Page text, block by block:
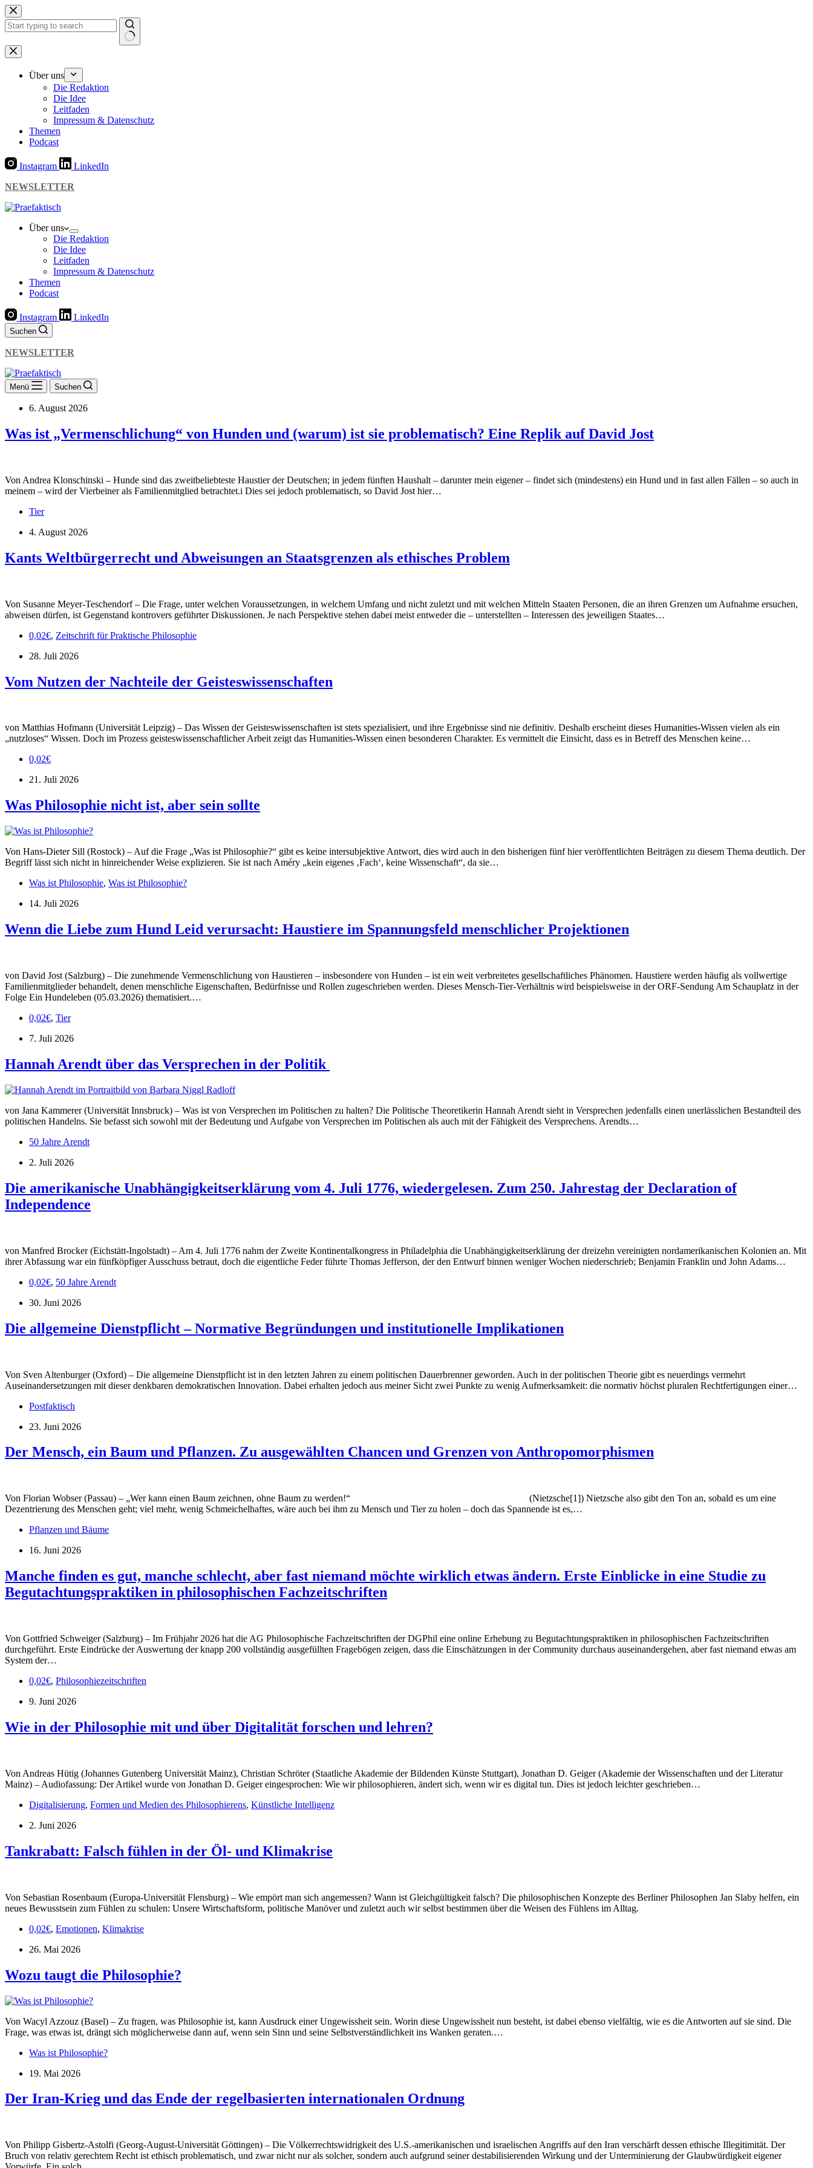
Zum
Inhalt
springen
Keine
Ergebnisse
Über uns
Die Redaktion
Die Idee
Leitfaden
Impressum & Datenschutz
Themen
Podcast
Instagram
LinkedIn
NEWSLETTER
Über uns
Die Redaktion
Die Idee
Leitfaden
Impressum & Datenschutz
Themen
Podcast
Instagram LinkedIn
Suchen
NEWSLETTER
Menü Suchen
6. August 2026
Was ist „Vermenschlichung“ von Hunden und (warum) ist sie problematisch? Eine Replik auf David Jost
Von Andrea Klonschinski – Hunde sind das zweitbeliebteste Haustier der Deutschen; in jedem fünften Haushalt – darunter mein eigener – findet sich (mindestens) ein Hund und in fast allen Fällen – so auch in
meinem – wird der Vierbeiner als Familienmitglied betrachtet.i Dies sei jedoch problematisch, so David Jost hier…
Tier
4. August 2026
Kants Weltbürgerrecht und Abweisungen an Staatsgrenzen als ethisches Problem
Von Susanne Meyer-Teschendorf – Die Frage, unter welchen Voraussetzungen, in welchem Umfang und nicht zuletzt und mit welchen Mitteln Staaten Personen, die an ihren Grenzen um Aufnahme ersuchen,
abweisen dürfen, ist Gegenstand kontrovers geführter Diskussionen. Je nach Perspektive stehen dabei meist entweder die – unterstellten – Interessen des jeweiligen Staates…
0,02€, Zeitschrift für Praktische Philosophie
28. Juli 2026
Vom Nutzen der Nachteile der Geisteswissenschaften
von Matthias Hofmann (Universität Leipzig) – Das Wissen der Geisteswissenschaften ist stets spezialisiert, und ihre Ergebnisse sind nie definitiv. Deshalb erscheint dieses Humanities-Wissen vielen als ein
„nutzloses“ Wissen. Doch im Prozess geisteswissenschaftlicher Arbeit zeigt das Humanities-Wissen einen besonderen Charakter. Es vermittelt die Einsicht, dass es in Betreff des Menschen keine…
0,02€
21. Juli 2026
Was Philosophie nicht ist, aber sein sollte
Von Hans-Dieter Sill (Rostock) – Auf die Frage „Was ist Philosophie?“ gibt es keine intersubjektive Antwort, dies wird auch in den bisherigen fünf hier veröffentlichten Beiträgen zu diesem Thema deutlich. Der
Begriff lässt sich nicht in hinreichender Weise explizieren. Sie ist nach Améry „kein eigenes ‚Fach‘, keine Wissenschaft“, da sie…
Was ist Philosophie, Was ist Philosophie?
14. Juli 2026
Wenn die Liebe zum Hund Leid verursacht: Haustiere im Spannungsfeld menschlicher Projektionen
von David Jost (Salzburg) – Die zunehmende Vermenschlichung von Haustieren – insbesondere von Hunden – ist ein weit verbreitetes gesellschaftliches Phänomen. Haustiere werden häufig als vollwertige
Familienmitglieder behandelt, denen menschliche Eigenschaften, Bedürfnisse und Rollen zugeschrieben werden. Dieses Mensch-Tier-Verhältnis wird beispielsweise in der ORF-Sendung Am Schauplatz in der
Folge Ein Hundeleben (05.03.2026) thematisiert.…
0,02€, Tier
7. Juli 2026
Hannah Arendt über das Versprechen in der Politik
von Jana Kammerer (Universität Innsbruck) – Was ist von Versprechen im Politischen zu halten? Die Politische Theoretikerin Hannah Arendt sieht in Versprechen jedenfalls einen unerlässlichen Bestandteil des
politischen Handelns. Sie befasst sich sowohl mit der Bedeutung und Aufgabe von Versprechen im Politischen als auch mit der Fähigkeit des Versprechens. Arendts…
50 Jahre Arendt
2. Juli 2026
Die amerikanische Unabhängigkeitserklärung vom 4. Juli 1776, wiedergelesen. Zum 250. Jahrestag der Declaration of
Independence
von Manfred Brocker (Eichstätt-Ingolstadt) – Am 4. Juli 1776 nahm der Zweite Kontinentalkongress in Philadelphia die Unabhängigkeitserklärung der dreizehn vereinigten nordamerikanischen Kolonien an. Mit
ihrer Abfassung war ein fünfköpfiger Ausschuss betraut, doch die eigentliche Feder führte Thomas Jefferson, der den Entwurf binnen weniger Wochen niederschrieb; Benjamin Franklin und John Adams…
0,02€, 50 Jahre Arendt
30. Juni 2026
Die allgemeine Dienstpflicht – Normative Begründungen und institutionelle Implikationen
Von Sven Altenburger (Oxford) – Die allgemeine Dienstpflicht ist in den letzten Jahren zu einem politischen Dauerbrenner geworden. Auch in der politischen Theorie gibt es neuerdings vermehrt
Auseinandersetzungen mit dieser denkbaren demokratischen Innovation. Dabei erhalten jedoch aus meiner Sicht zwei Punkte zu wenig Aufmerksamkeit: die normativ höchst pluralen Rechtfertigungen einer…
Postfaktisch
23. Juni 2026
Der Mensch, ein Baum und Pflanzen. Zu ausgewählten Chancen und Grenzen von Anthropomorphismen
Von Florian Wobser (Passau) – „Wer kann einen Baum zeichnen, ohne Baum zu werden!“ (Nietzsche[1]) Nietzsche also gibt den Ton an, sobald es um eine
Dezentrierung des Menschen geht; viel mehr, wenig Schmeichelhaftes, wäre auch bei ihm zu Mensch und Tier zu holen – doch das Spannende ist es,…
Pflanzen und Bäume
16. Juni 2026
Manche finden es gut, manche schlecht, aber fast niemand möchte wirklich etwas ändern. Erste Einblicke in eine Studie zu
Begutachtungspraktiken in philosophischen Fachzeitschriften
Von Gottfried Schweiger (Salzburg) – Im Frühjahr 2026 hat die AG Philosophische Fachzeitschriften der DGPhil eine online Erhebung zu Begutachtungspraktiken in philosophischen Fachzeitschriften
durchgeführt. Erste Eindrücke der Auswertung der knapp 200 vollständig ausgefüllten Fragebögen zeigen, dass die Einschätzungen in der Community durchaus auseinandergehen, aber fast niemand etwas am
System der…
0,02€, Philosophiezeitschriften
9. Juni 2026
Wie in der Philosophie mit und über Digitalität forschen und lehren?
Von Andreas Hütig (Johannes Gutenberg Universität Mainz), Christian Schröter (Staatliche Akademie der Bildenden Künste Stuttgart), Jonathan D. Geiger (Akademie der Wissenschaften und der Literatur
Mainz) – Audiofassung: Der Artikel wurde von Jonathan D. Geiger eingesprochen: Wie wir philosophieren, ändert sich, wenn wir es digital tun. Dies ist jedoch leichter geschrieben…
Digitalisierung, Formen und Medien des Philosophierens, Künstliche Intelligenz
2. Juni 2026
Tankrabatt: Falsch fühlen in der Öl- und Klimakrise
Von Sebastian Rosenbaum (Europa-Universität Flensburg) – Wie empört man sich angemessen? Wann ist Gleichgültigkeit falsch? Die philosophischen Konzepte des Berliner Philosophen Jan Slaby helfen, ein
neues Bewusstsein zum Fühlen zu schulen: Unsere Wirtschaftsform, politische Manöver und zuletzt auch wir selbst bestimmen über die Weisen des Fühlens im Alltag.
0,02€, Emotionen, Klimakrise
26. Mai 2026
Wozu taugt die Philosophie?
Von Wacyl Azzouz (Basel) – Zu fragen, was Philosophie ist, kann Ausdruck einer Ungewissheit sein. Worin diese Ungewissheit nun besteht, ist dabei ebenso vielfältig, wie es die Antworten auf sie sind. Die
Frage, was etwas ist, drängt sich möglicherweise dann auf, wenn sein Sinn und seine Selbstverständlichkeit ins Wanken geraten.…
Was ist Philosophie?
19. Mai 2026
Der Iran-Krieg und das Ende der regelbasierten internationalen Ordnung
Von Philipp Gisbertz-Astolfi (Georg-August-Universität Göttingen) – Die Völkerrechtswidrigkeit des U.S.-amerikanischen und israelischen Angriffs auf den Iran verschärft dessen ethische Illegitimität. Der
Bruch von relativ gerechtem Recht ist ethisch problematisch, und zwar nicht nur als solcher, sondern auch aufgrund seiner destabilisierenden Wirkung und der Unterminierung der Glaubwürdigkeit eigener